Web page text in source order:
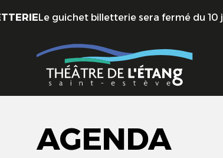
billetterie sera fermé du 10 juillet au 31
AGENDA